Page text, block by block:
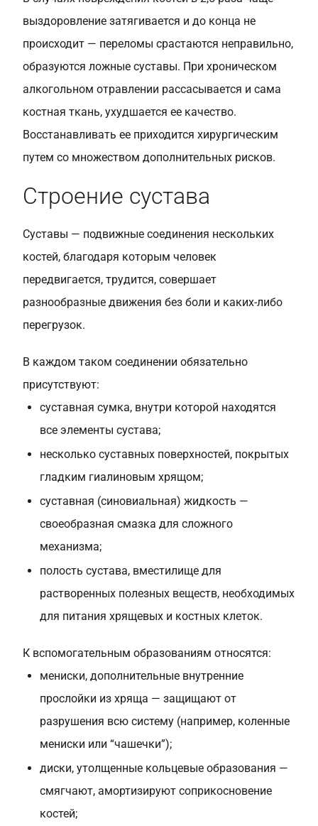
выздоровление затягивается и до конца не
происходит — переломы срастаются неправильно,
образуются ложные суставы. При хроническом
алкогольном отравлении рассасывается и сама
костная ткань, ухудшается ее качество.
Восстанавливать ее приходится хирургическим
путем со множеством дополнительных рисков.
Строение сустава
Суставы — подвижные соединения нескольких
костей, благодаря которым человек
передвигается, трудится, совершает
разнообразные движения без боли и каких-либо
перегрузок.
В каждом таком соединении обязательно
присутствуют:
суставная сумка, внутри которой находятся
все элементы сустава;
несколько суставных поверхностей, покрытых
гладким гиалиновым хрящом;
суставная (синовиальная) жидкость —
своеобразная смазка для сложного
механизма;
полость сустава, вместилище для
растворенных полезных веществ, необходимых
для питания хрящевых и костных клеток.
К вспомогательным образованиям относятся:
мениски, дополнительные внутренние
прослойки из хряща — защищают от
разрушения всю систему (например, коленные
мениски или “чашечки”);
диски, утолщенные кольцевые образования —
смягчают, амортизируют соприкосновение
костей;